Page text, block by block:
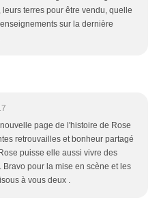
terres pour être vendu, quelle
sur la dernière
page de l'histoire de Rose
retrouvailles et bonheur partagé
puisse elle aussi vivre des
Bravo pour la mise en scène et les
à vous deux .